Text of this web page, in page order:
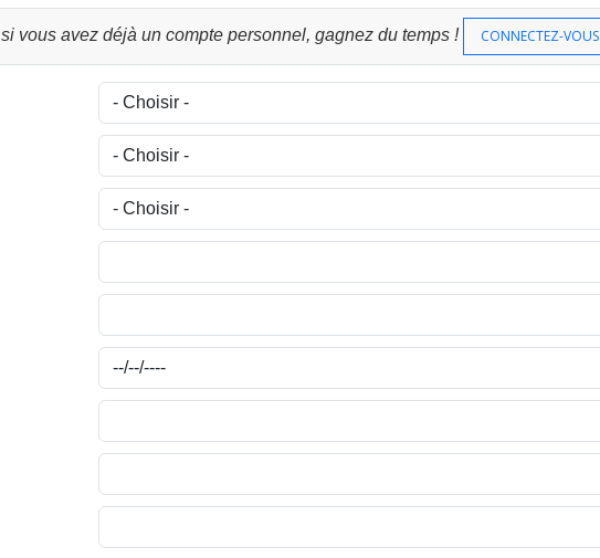
si vous avez déjà un compte personnel, gagnez du temps ! CONNECTEZ-VOUS